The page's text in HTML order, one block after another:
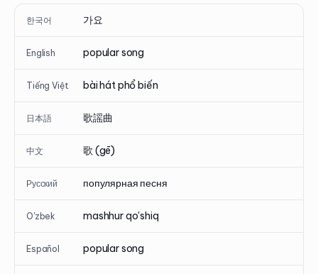
한국어 가요
English popular song
Tiếng Việt bài hát phổ biến
日本語 歌謡曲
中文 歌 (gē)
Русский популярная песня
O'zbek mashhur qo'shiq
Español popular song